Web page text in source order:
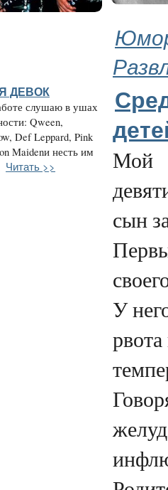
ДЕВОК
слушаю в ушах
Qween,
Def Leppard, Pink
Maidenи несть им
Читать >>
Мой
сын
У